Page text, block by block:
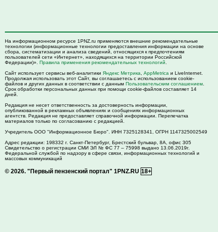
На информационном ресурсе 1PNZ.ru применяются внешние рекомендательные
технологии (информационные технологии предоставления информации на основе
сбора, систематизации и анализа сведений, относящихся к предпочтениям
пользователей сети «Интернет», находящихся на территории Российской
Федерации)». Правила применения рекомендательных технологий
Сайт использует сервисы веб-аналитики Яндекс Метрика AppMetrica и LiveInternet.
Продолжая использовать этот Сайт, вы соглашаетесь с использованием cookie-
файлов и других данных в соответствии с данным Пользовательским соглашением
Срок обработки персональных данных при помощи cookie-файлов составляет 14
дней.
Редакция не несет ответственность за достоверность информации,
опубликованной в рекламных объявлениях и сообщениях информационных
агентств. Редакция не предоставляет справочной информации. Перепечатка
материалов только по согласованию с редакцией.
Учредитель ООО "Информационное Бюро". ИНН 7325128341, ОГРН 1147325002549
Адрес редакции: 198332 г. Санкт-Петербург, Брестский бульвар, 8А, офис 305
Свидетельство о регистрации СМИ ЭЛ № ФС 77 – 75998 выдано 13.06.2019г.
Федеральной службой по надзору в сфере связи, информационных технологий и
массовых коммуникаций
© 2026. "Первый пензенский портал" 1PNZ.RU 18+